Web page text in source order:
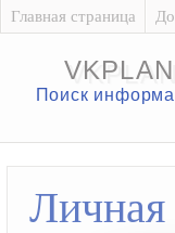
Главная страница
Поиск
Личная